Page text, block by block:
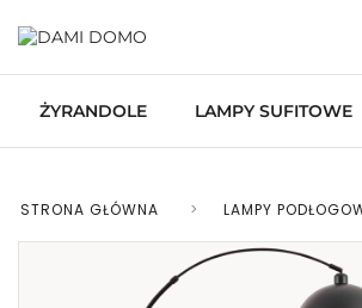
ŻYRANDOLE LAMPY SUFITOWE
STRONA GŁÓWNA > LAMPY